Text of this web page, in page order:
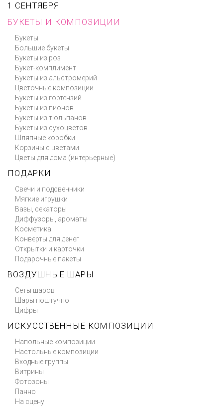
1 СЕНТЯБРЯ
БУКЕТЫ И КОМПОЗИЦИИ
Букеты
Большие букеты
Букеты из роз
Букет-комплимент
Букеты из альстромерий
Цветочные композиции
Букеты из гортензий
Букеты из пионов
Букеты из тюльпанов
Букеты из сухоцветов
Шляпные коробки
Корзины с цветами
Цветы для дома (интерьерные)
ПОДАРКИ
Свечи и подсвечники
Мягкие игрушки
Вазы, секаторы
Диффузоры, ароматы
Косметика
Конверты для денег
Открытки и карточки
Подарочные пакеты
ВОЗДУШНЫЕ ШАРЫ
Сеты шаров
Шары поштучно
Цифры
ИСКУССТВЕННЫЕ КОМПОЗИЦИИ
Напольные композиции
Настольные композиции
Входные группы
Витрины
Фотозоны
Панно
На сцену